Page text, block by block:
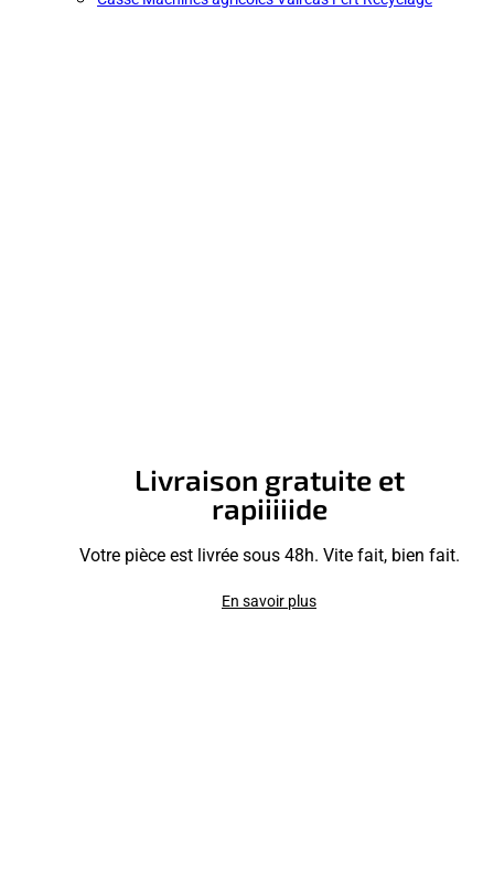
Livraison gratuite et
rapiiiiide
Votre pièce est livrée sous 48h. Vite fait, bien fait.
En savoir plus